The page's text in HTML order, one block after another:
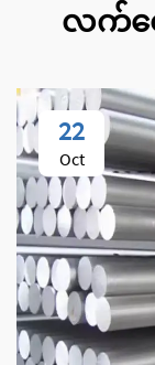
လက်တွ
22
Oct